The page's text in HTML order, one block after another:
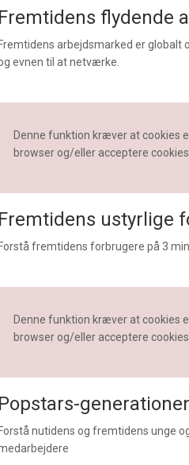
Fremtidens flydende
Fremtidens arbejdsmarked er globalt
evnen til at netværke.
Denne funktion kræver at cookies
browser og/eller acceptere
Fremtidens ustyrlige
Forstå fremtidens forbrugere på 3
Denne funktion kræver at cookies
browser og/eller acceptere
Popstars-
Forstå nutidens og fremtidens unge